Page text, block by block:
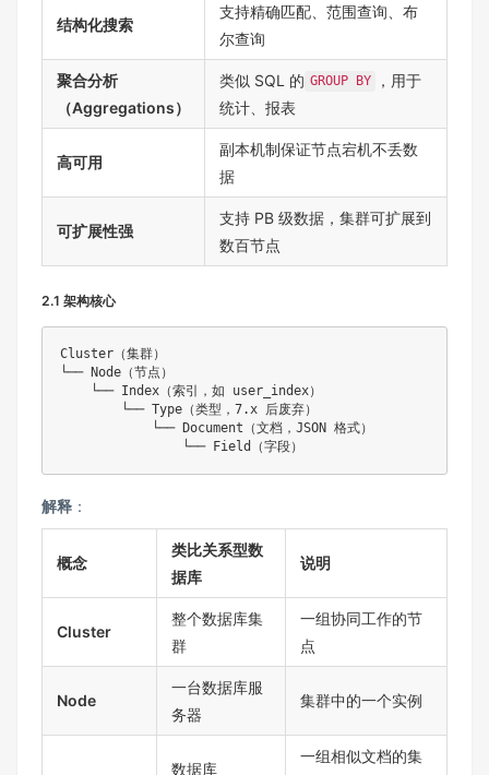
结构化搜索
支持精确匹配、范围查询、布
尔查询
聚合分析
（Aggregations）
类似 SQL 的 GROUP BY
，用于
统计、报表
高可用
副本机制保证节点宕机不丢数
据
可扩展性强
支持 PB 级数据，集群可扩展到
数百节点
2.1 架构核心
Cluster（集群）
└── Node（节点）
    └── Index（索引，如 user_index）
        └── Type（类型，7.x 后废弃）
            └── Document（文档，JSON 格式）
解释 ：
概念
类比关系型数
据库
说明
Cluster
整个数据库集
群
一组协同工作的节
点
Node
一台数据库服
务器
集群中的一个实例
数据库
一组相似文档的集